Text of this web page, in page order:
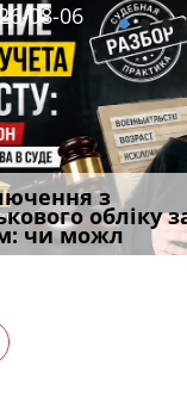
але
як
04
за іншою
нов
08-06
з
обліку
чи можл
2026-07-30
ААС
що
скас